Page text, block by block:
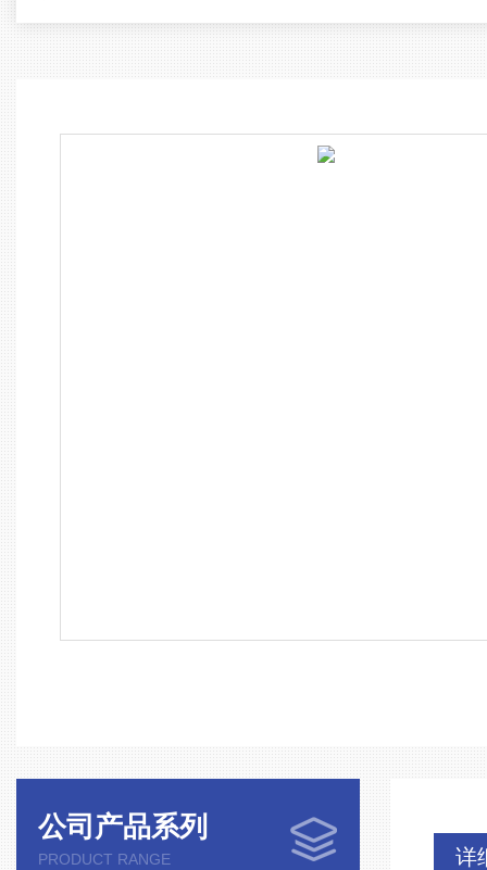
公司产品系列
PRODUCT RANGE 详